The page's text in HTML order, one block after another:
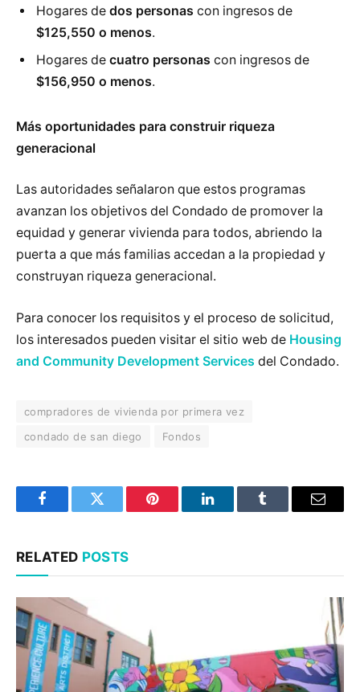
Hogares de dos personas con ingresos de
$125,550 o menos.
Hogares de cuatro personas con ingresos de
$156,950 o menos.
Más oportunidades para construir riqueza
generacional
Las autoridades señalaron que estos programas
avanzan los objetivos del Condado de promover la
equidad y generar vivienda para todos, abriendo la
puerta a que más familias accedan a la propiedad y
construyan riqueza generacional.
Para conocer los requisitos y el proceso de solicitud,
los interesados pueden visitar el sitio web de Housing
and Community Development Services del Condado.
compradores de vivienda por primera vez
condado de san diego
Fondos
FacebookTwitter Pinterest LinkedInTumblr Email
RELATED POSTS